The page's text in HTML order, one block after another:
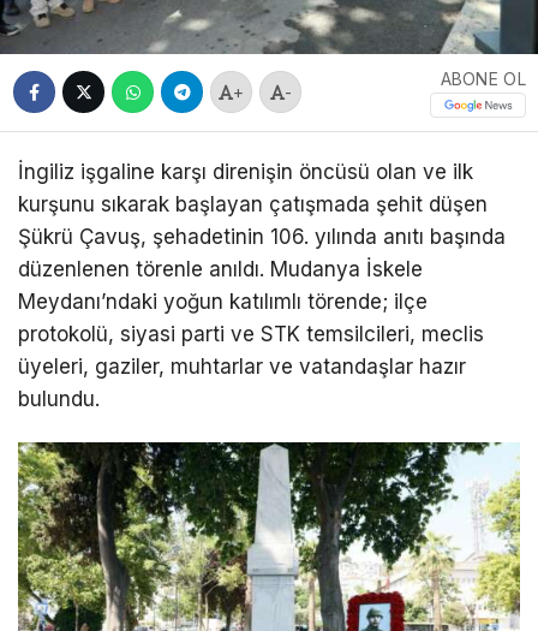
+ -
ABONE OL
İngiliz işgaline karşı direnişin öncüsü olan ve ilk
kurşunu sıkarak başlayan çatışmada şehit düşen
Şükrü Çavuş, şehadetinin 106. yılında anıtı başında
düzenlenen törenle anıldı. Mudanya İskele
Meydanı’ndaki yoğun katılımlı törende; ilçe
protokolü, siyasi parti ve STK temsilcileri, meclis
üyeleri, gaziler, muhtarlar ve vatandaşlar hazır
bulundu.